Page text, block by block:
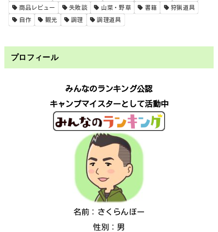
商品レビュー 失敗談 山菜・野草 書籍 狩猟道具
自作 観光 調理 調理道具
プロフィール
みんなのランキング公認
キャンプマイスターとして活動中
名前：さくらんぼー
性別：男